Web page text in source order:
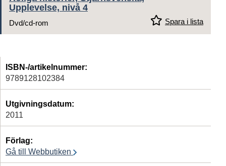
Upplevelse, nivå 4
Spara i lista
Dvd/cd-rom
ISBN-/artikelnummer:
9789128102384
Utgivningsdatum:
2011
Förlag:
Gå till Webbutiken